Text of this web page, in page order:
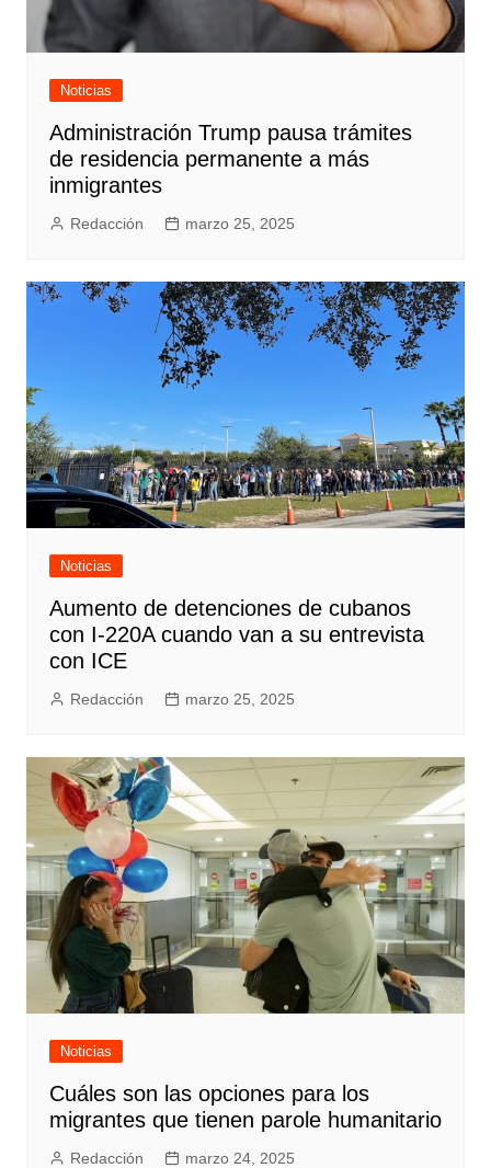
Noticias
Administración Trump pausa trámites
de residencia permanente a más
inmigrantes
Redacción marzo 25, 2025
Noticias
Aumento de detenciones de cubanos
con I-220A cuando van a su entrevista
con ICE
Redacción marzo 25, 2025
Noticias
Cuáles son las opciones para los
migrantes que tienen parole humanitario
Redacción marzo 24, 2025